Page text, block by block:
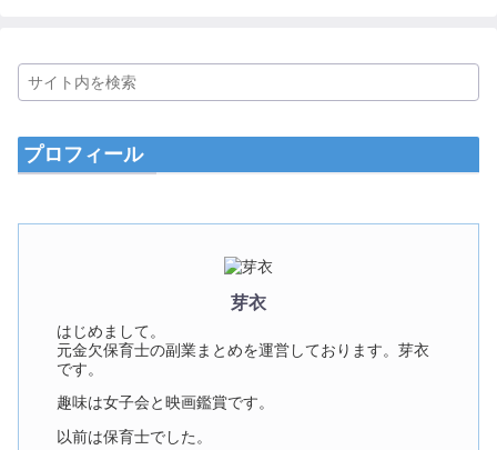
プロフィール
芽衣
はじめまして。
元金欠保育士の副業まとめを運営しております。芽衣
です。
趣味は女子会と映画鑑賞です。
以前は保育士でした。